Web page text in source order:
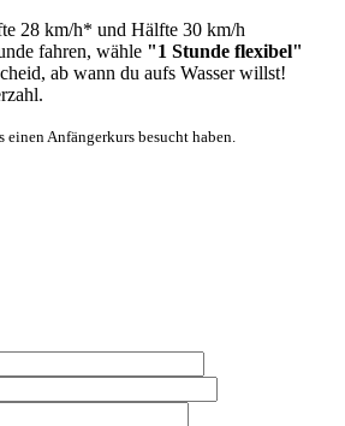
28 km/h* und Hälfte 30 km/h
fahren, wähle "1 Stunde flexibel"
ab wann du aufs Wasser willst!
Anfängerkurs besucht haben.